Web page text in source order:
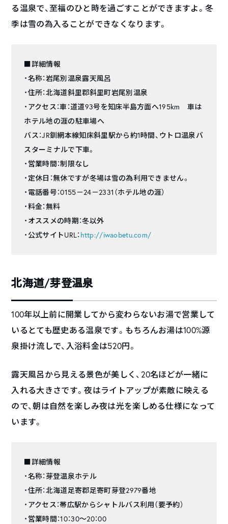
る温泉で、至福のひと時を過ごすことができますよ。冬
季は雪の為入ることができなくなります。
■詳細情報
・名称：岩尾別温泉露天風呂
・住所：北海道斜里郡斜里町岩尾別温泉
・アクセス：車：道道93号を知床半島方面へ195km 車は
ホテル地の涯の駐車場へ
バス：JR釧網本線知床斜里駅から約1時間、ウトロ温泉バ
スターミナルで下車。
・営業時間：制限なし
・定休日：無休ですが冬場は雪の為利用できません。
・電話番号：0155－24－2331（ホテル地の涯）
・料金：無料
・オススメの時期：冬以外
・公式サイトURL： http://iwaobetu.com/
北海道/芽登温泉
100年以上前に開業してから変わらないお湯で営業して
いるとても歴史ある温泉です。もちろんお湯は100%源
泉掛け流しで、入浴料金は520円。
露天風呂から見える景色が美しく、20名ほどが一緒に
入れる大きさです。夜はライトアップが素敵に映える
ので、朝は自然を楽しみ夜は光を楽しめる仕様になって
います。
■詳細情報
・名称：芽登温泉ホテル
・住所：北海道足寄郡足寄町芽登2979番地
・アクセス：帯広駅からシャトルバス利用（要予約）
・営業時間：10：30～20：00